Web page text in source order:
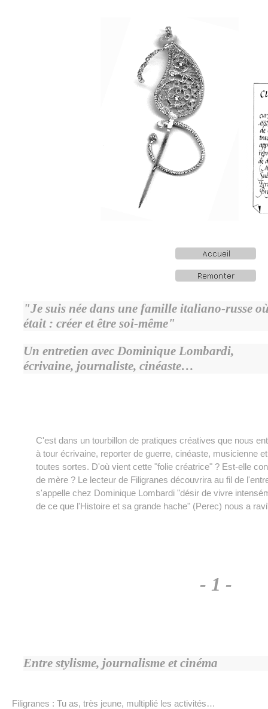
"Je suis née dans une famille italiano-russe
était : créer et être soi-même"
Un entretien avec Dominique Lombardi,
écrivaine, journaliste, cinéaste…
C'est dans un tourbillon de pratiques créatives que nous
à tour écrivaine, reporter de guerre, cinéaste, musicienne
toutes sortes. D'où vient cette "folie créatrice" ? Est-elle
de mère ? Le lecteur de Filigranes découvrira au fil de
s'appelle chez Dominique Lombardi "désir de vivre
de ce que l'Histoire et sa grande hache" (Perec) nous a
- 1 -
Entre stylisme, journalisme et cinéma
Filigranes : Tu as, très jeune, multiplié les activités…